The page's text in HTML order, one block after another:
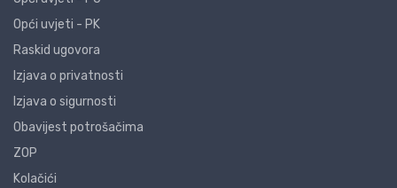
Opći uvjeti - PK
Raskid ugovora
Izjava o privatnosti
Izjava o sigurnosti
Obavijest potrošačima
ZOP
Kolačići